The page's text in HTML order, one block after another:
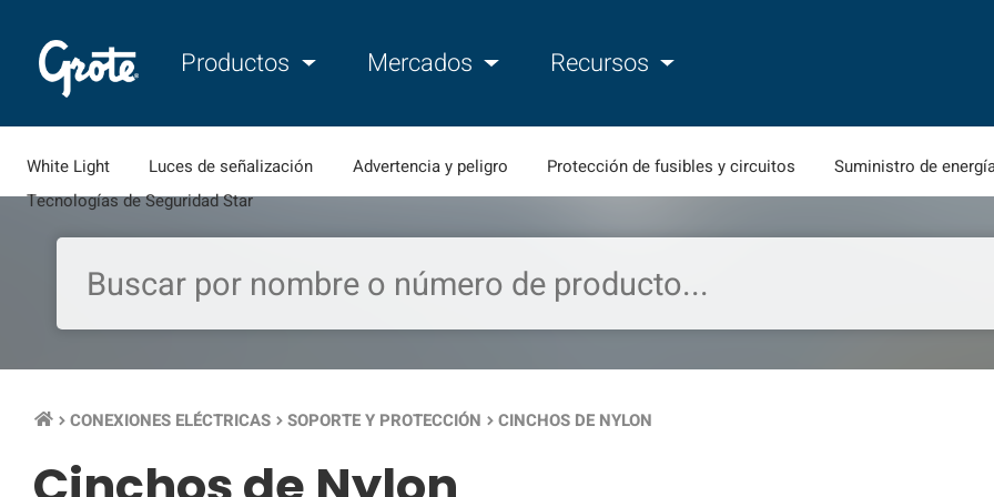
Productos Mercados Recursos
White Light Luces de señalización Advertencia y peligro Protección de fusibles y circuitos Suministro de
Tecnologías de Seguridad Star
keyboard_arrow_right CONEXIONES ELÉCTRICAS keyboard_arrow_right SOPORTE Y PROTECCIÓN keyboard_arrow_right CINCHOS DE NYLON